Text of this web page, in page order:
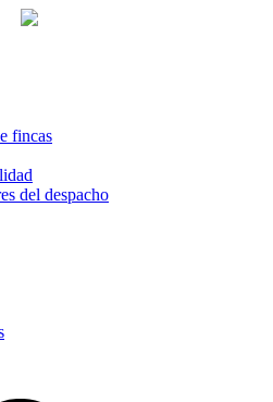
fincas
del despacho